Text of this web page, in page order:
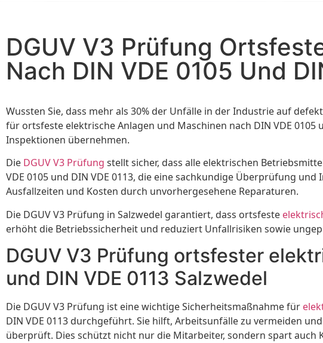
DGUV V3 Prüfung
Nach DIN VDE 0105 Und
Wussten Sie, dass mehr als 30% der Unfälle in der Industrie auf
für ortsfeste elektrische Anlagen und Maschinen nach DIN VDE
Inspektionen übernehmen.
Die DGUV V3 Prüfung stellt sicher, dass alle elektrischen
VDE 0105 und DIN VDE 0113, die eine sachkundige Überprüfung
Ausfallzeiten und Kosten durch unvorhergesehene Reparaturen.
Die DGUV V3 Prüfung in Salzwedel garantiert, dass ortsfeste
erhöht die Betriebssicherheit und reduziert Unfallrisiken sowie
DGUV V3 Prüfung ortsfester
und DIN VDE 0113 Salzwedel
Die DGUV V3 Prüfung ist eine wichtige Sicherheitsmaßnahme für
DIN VDE 0113 durchgeführt. Sie hilft, Arbeitsunfälle zu vermeiden
überprüft. Dies schützt nicht nur die Mitarbeiter, sondern spart auch